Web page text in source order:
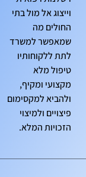
וייצוג אל מול בתי
החולים מה
שמאפשר למשרד
לתת ללקוחותיו
טיפול מלא
מקצועי ומקיף,
ולהביא למקסימום
פיצויים ולמיצוי
הזכויות המלא.